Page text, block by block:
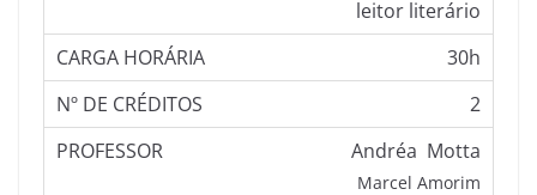
leitor literário
30h
2
Andréa Motta
Marcel Amorim